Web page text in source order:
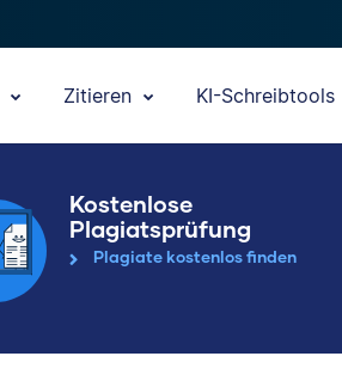
Zitieren KI-Schreibtools
Kostenlose
Plagiatsprüfung
Plagiate kostenlos finden